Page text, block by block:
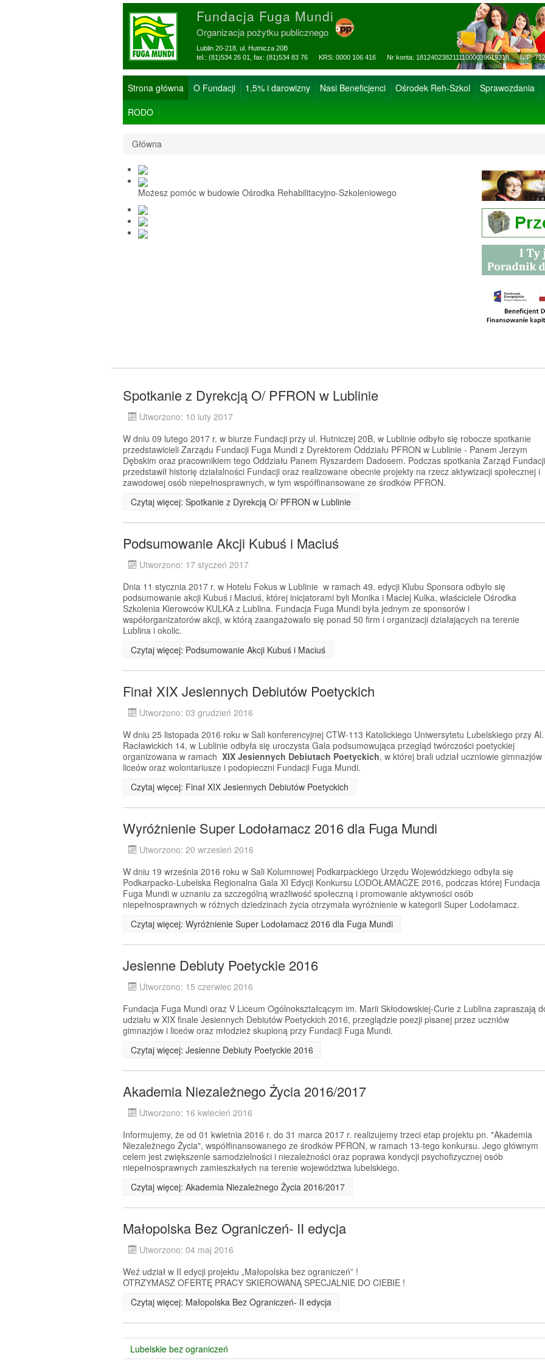
Fundacja Fuga Mundi
Organizacja pożytku publicznego
Lublin 20-218, ul. Hutnicza 20B
tel.: (81)534 26 01, fax: (81)534 83 76 KRS: 0000 106 416 Nr konta: 18124023821111000039019318 NIP:
Strona główna O Fundacji 1,5% i darowizny Nasi Beneficjenci Ośrodek Reh-Szkol Sprawozdania
RODO
Główna
Możesz pomóc w budowie Ośrodka Rehabilitacyjno-Szkoleniowego
Spotkanie z Dyrekcją O/ PFRON w Lublinie
Utworzono: 10 luty 2017
W dniu 09 lutego 2017 r. w biurze Fundacji przy ul. Hutniczej 20B, w Lublinie odbyło się robocze spotkanie
przedstawicieli Zarządu Fundacji Fuga Mundi z Dyrektorem Oddziału PFRON w Lublinie - Panem Jerzym
Dębskim oraz pracownikiem tego Oddziału Panem Ryszardem Dadosem. Podczas spotkania Zarząd Fundacji
przedstawił historię działalności Fundacji oraz realizowane obecnie projekty na rzecz aktywizacji społecznej i
zawodowej osób niepełnosprawnych, w tym współfinansowane ze środków PFRON.
Czytaj więcej: Spotkanie z Dyrekcją O/ PFRON w Lublinie
Podsumowanie Akcji Kubuś i Maciuś
Utworzono: 17 styczeń 2017
Dnia 11 stycznia 2017 r. w Hotelu Fokus w Lublinie w ramach 49. edycji Klubu Sponsora odbyło się
podsumowanie akcji Kubuś i Maciuś, której inicjatorami byli Monika i Maciej Kulka, właściciele Ośrodka
Szkolenia Kierowców KULKA z Lublina. Fundacja Fuga Mundi była jednym ze sponsorów i
współorganizatorów akcji, w którą zaangażowało się ponad 50 firm i organizacji działających na terenie
Lublina i okolic.
Czytaj więcej: Podsumowanie Akcji Kubuś i Maciuś
Finał XIX Jesiennych Debiutów Poetyckich
Utworzono: 03 grudzień 2016
W dniu 25 listopada 2016 roku w Sali konferencyjnej CTW-113 Katolickiego Uniwersytetu Lubelskiego przy Al.
Racławickich 14, w Lublinie odbyła się uroczysta Gala podsumowująca przegląd twórczości poetyckiej
organizowana w ramach XIX Jesiennych Debiutach Poetyckich, w której brali udział uczniowie gimnazjów
liceów oraz wolontariusze i podopieczni Fundacji Fuga Mundi.
Czytaj więcej: Finał XIX Jesiennych Debiutów Poetyckich
Wyróżnienie Super Lodołamacz 2016 dla Fuga Mundi
Utworzono: 20 wrzesień 2016
W dniu 19 września 2016 roku w Sali Kolumnowej Podkarpackiego Urzędu Wojewódzkiego odbyła się
Podkarpacko-Lubelska Regionalna Gala XI Edycji Konkursu LODOŁAMACZE 2016, podczas której Fundacja
Fuga Mundi w uznaniu za szczególną wrażliwość społeczną i promowanie aktywności osób
niepełnosprawnych w różnych dziedzinach życia otrzymała wyróżnienie w kategorii Super Lodołamacz.
Czytaj więcej: Wyróżnienie Super Lodołamacz 2016 dla Fuga Mundi
Jesienne Debiuty Poetyckie 2016
Utworzono: 15 czerwiec 2016
Fundacja Fuga Mundi oraz V Liceum Ogólnokształcącym im. Marii Skłodowskiej-Curie z Lublina zapraszają
udziału w XIX finale Jesiennych Debiutów Poetyckich 2016, przeglądzie poezji pisanej przez uczniów
gimnazjów i liceów oraz młodzież skupioną przy Fundacji Fuga Mundi.
Czytaj więcej: Jesienne Debiuty Poetyckie 2016
Akademia Niezależnego Życia 2016/2017
Utworzono: 16 kwiecień 2016
Informujemy, że od 01 kwietnia 2016 r. do 31 marca 2017 r. realizujemy trzeci etap projektu pn. "Akademia
Niezależnego Życia", współfinansowanego ze środków PFRON, w ramach 13-tego konkursu. Jego głównym
celem jest zwiększenie samodzielności i niezależności oraz poprawa kondycji psychofizycznej osób
niepełnosprawnych zamieszkałych na terenie województwa lubelskiego.
Czytaj więcej: Akademia Niezależnego Życia 2016/2017
Małopolska Bez Ograniczeń- II edycja
Utworzono: 04 maj 2016
Weź udział w II edycji projektu „Małopolska bez ograniczeń” !
OTRZYMASZ OFERTĘ PRACY SKIEROWANĄ SPECJALNIE DO CIEBIE !
Czytaj więcej: Małopolska Bez Ograniczeń- II edycja
Lubelskie bez ograniczeń